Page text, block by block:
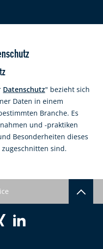
Datenschutz" bezieht sich
Daten in einem
Branche. Es
und -praktiken
Besonderheiten dieses
sind.